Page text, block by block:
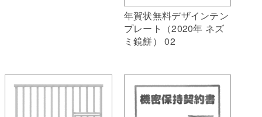
年賀状無料デザインテン
プレート（2020年 ネズ
ミ鏡餅） 02